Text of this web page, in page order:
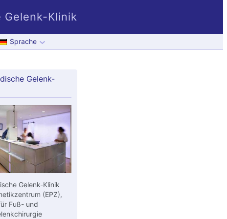
Klinik
Sprache
Gelenk-
Gelenk-Klinik
(EPZ),
Fuß- und